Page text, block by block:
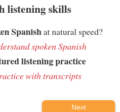
listening skills
Spanishat natural speed?
spoken Spanish
listening practice
with transcripts
Next